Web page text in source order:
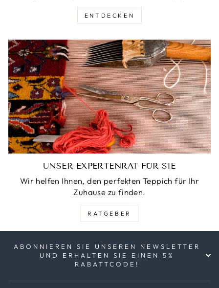
ENTDECKEN
UNSER EXPERTENRAT FÜR SIE
Wir helfen Ihnen, den perfekten Teppich für Ihr
Zuhause zu finden.
RATGEBER
ABONNIEREN SIE UNSEREN NEWSLETTER
UND ERHALTEN SIE EINEN 5%
RABATTCODE!